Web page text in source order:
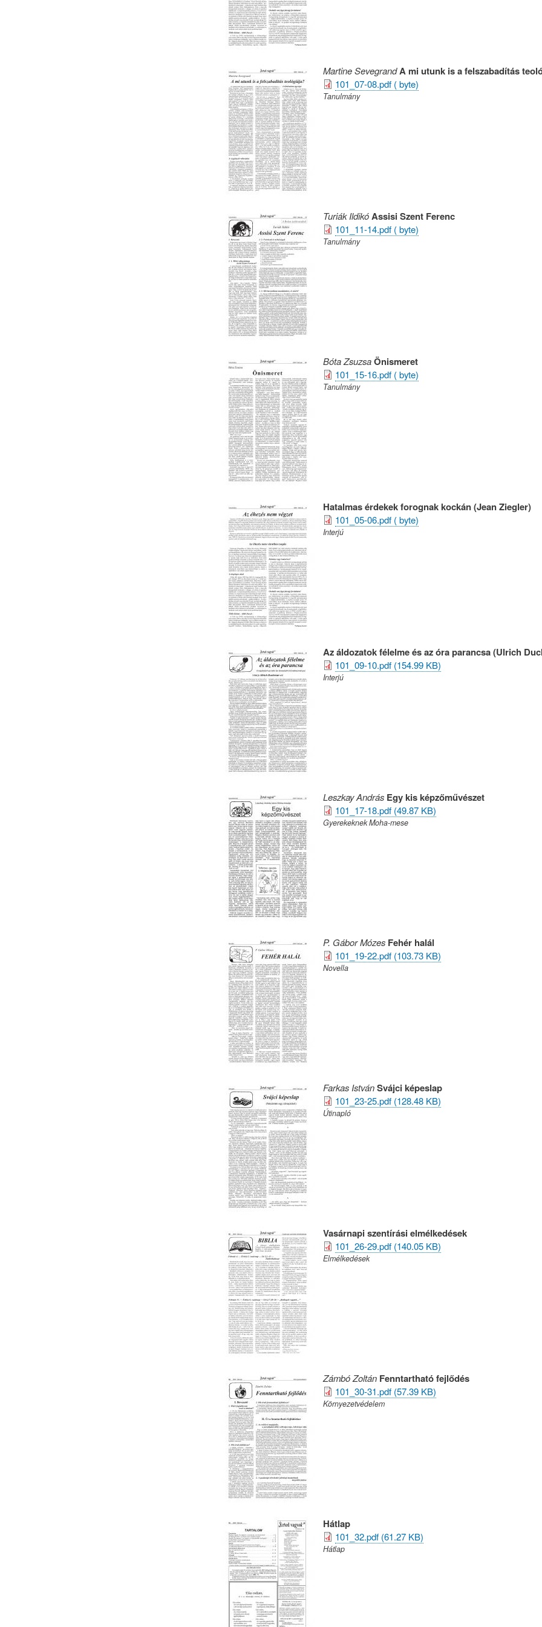
Martine SevegrandA mi utunk is a felszabadítás
101_07-08.pdf ( byte)
Tanulmány
Turiák Ildikó Assisi Szent Ferenc
101_11-14.pdf ( byte)
Tanulmány
Bóta Zsuzsa Önismeret
101_15-16.pdf ( byte)
Tanulmány
Hatalmas érdekek forognak kockán (Jean Ziegler)
101_05-06.pdf ( byte)
Interjú
Az áldozatok félelme és az óra parancsa (Ulrich
101_09-10.pdf (154.99 KB)
Interjú
Leszkay András Egy kis képzőművészet
101_17-18.pdf (49.87 KB)
Gyerekeknek Moha-mese
P. Gábor Mózes Fehér halál
101_19-22.pdf (103.73 KB)
Novella
Farkas István Svájci képeslap
101_23-25.pdf (128.48 KB)
Útinapló
Vasárnapi szentírási elmélkedések
101_26-29.pdf (140.05 KB)
Elmélkedések
Zámbó Zoltán Fenntartható fejlődés
101_30-31.pdf (57.39 KB)
Környezetvédelem
Hátlap
101_32.pdf (61.27 KB)
Hátlap